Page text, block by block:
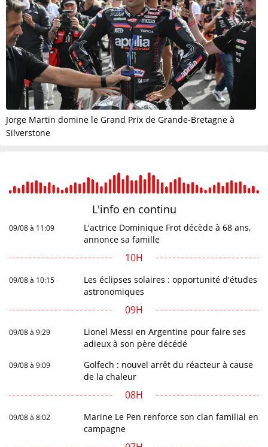
Jorge Martin domine le Grand Prix de Grande-Bretagne à
Silverstone
L'info en continu
09/08 à 11:09
L'actrice Dominique Frot décède à 68 ans,
annonce sa famille
10H
09/08 à 10:15
Les éclipses solaires : opportunité d'études
astronomiques
09H
09/08 à 9:29
Lionel Messi en Argentine pour faire ses
adieux à son père décédé
09/08 à 9:09
Golfech : nouvel arrêt du réacteur à cause
de la chaleur
08H
09/08 à 8:02
Marine Le Pen renforce son clan familial en
campagne